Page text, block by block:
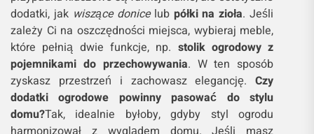
dodatki, jak wiszące donicelub półki na zioła. Jeśli
zależy Ci na oszczędności miejsca, wybieraj meble,
które pełnią dwie funkcje, np. stolik ogrodowy z
pojemnikami do przechowywania. W ten sposób
zyskasz przestrzeń i zachowasz elegancję.Czy
dodatki ogrodowe powinny pasować do stylu
domu?Tak, idealnie byłoby, gdyby styl ogrodu